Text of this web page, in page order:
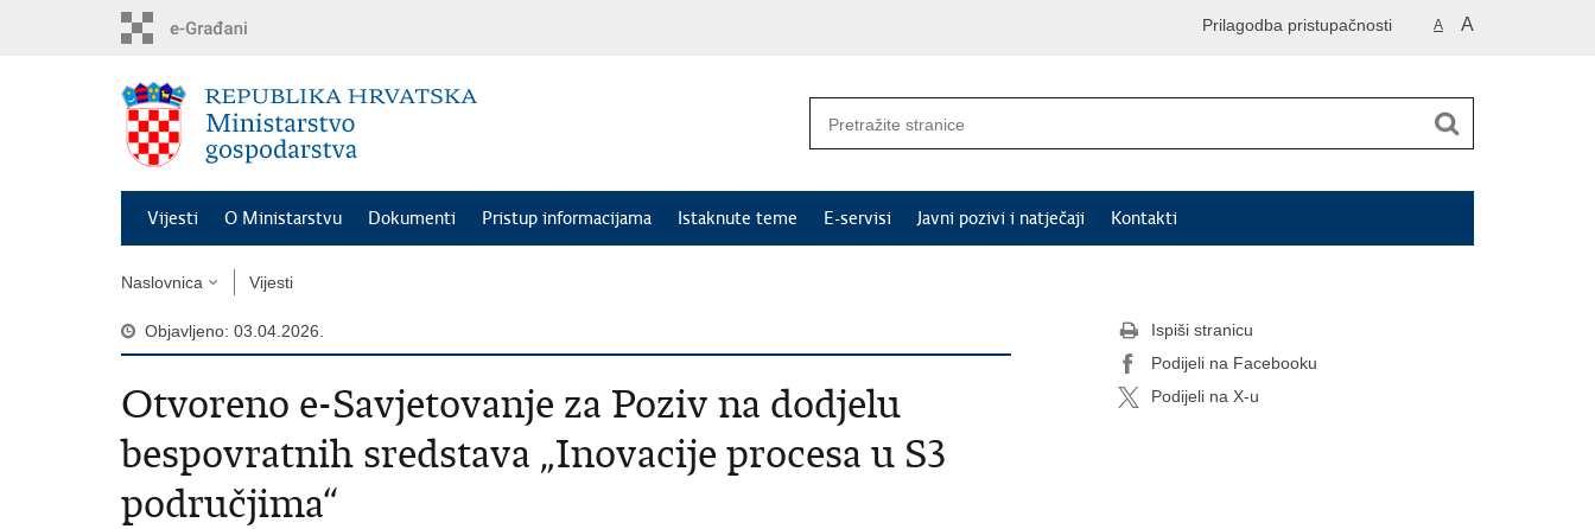
A A
Prilagodba pristupačnosti
Vijesti O Ministarstvu Dokumenti Pristup informacijama Istaknute teme E-servisi Javni pozivi i natječaji Kontakti
Naslovnica Vijesti
Objavljeno: 03.04.2026.
Otvoreno e-Savjetovanje za Poziv na dodjelu
bespovratnih sredstava „Inovacije procesa u S3
područjima“
Ispiši stranicu
Podijeli na Facebooku
Podijeli na X-u